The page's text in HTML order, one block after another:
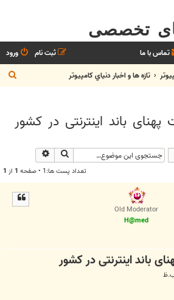
تخصصی
تماس با ما ورود
ثبت نام
تازه ها و اخبار دنياي کامپيوتر
س
باند اینترنتی در کشور
جستجو
تعداد پست ها:1 • صفحه 1 از 1
Old Moderator
H@med
باند اینترنتی در کشور